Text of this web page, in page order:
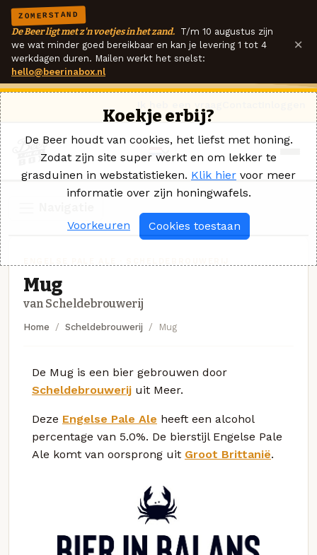
ZOMERSTAND
De Beer ligt met z'n voetjes in het zand. T/m 10 augustus zijn
we wat minder goed bereikbaar en kan je levering 1 tot 4
werkdagen duren. Mailen werkt het snelst:
hello@beerinabox.nl
×
Mug
van Scheldebrouwerij
Home Scheldebrouwerij Mug
De Mug is een bier gebrouwen door
Scheldebrouwerij uit Meer.
Deze Engelse Pale Ale heeft een alcohol
percentage van 5.0%. De bierstijl Engelse Pale
Ale komt van oorsprong uit Groot Brittanië.
Koekje erbij?
De Beer houdt van cookies, het liefst met honing.
Zodat zijn site super werkt en om lekker te
grasduinen in webstatistieken. Klik hier voor meer
informatie over zijn honingwafels.
Voorkeuren Cookies toestaan